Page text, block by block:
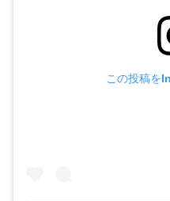
この投稿を